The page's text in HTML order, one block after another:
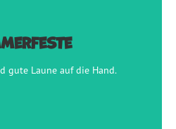
gute Laune auf die Hand.
gute Laune auf die Hand.